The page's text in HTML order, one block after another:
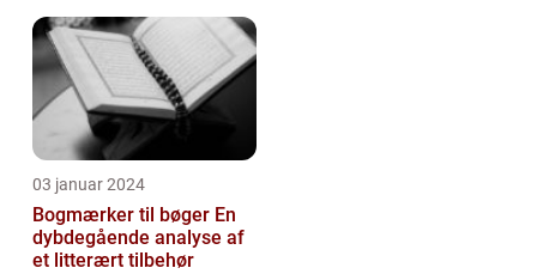
03 januar 2024
Bogmærker til bøger En
dybdegående analyse af
et litterært tilbehør